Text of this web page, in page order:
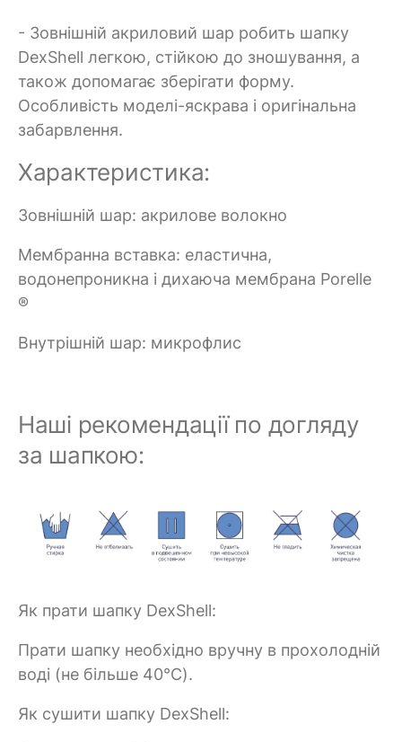
- Зовнішній акриловий шар робить шапку
DexShell легкою, стійкою до зношування, а
також допомагає зберігати форму.
Особливість моделі-яскрава і оригінальна
забарвлення.
Характеристика:
Зовнішній шар: акрилове волокно
Мембранна вставка: еластична,
водонепроникна і дихаюча мембрана Porelle
®
Внутрішній шар: микрофлис
Наші рекомендації по догляду
за шапкою:
Як прати шапку DexShell:
Прати шапку необхідно вручну в прохолодній
воді (не більше 40°C).
Як сушити шапку DexShell: